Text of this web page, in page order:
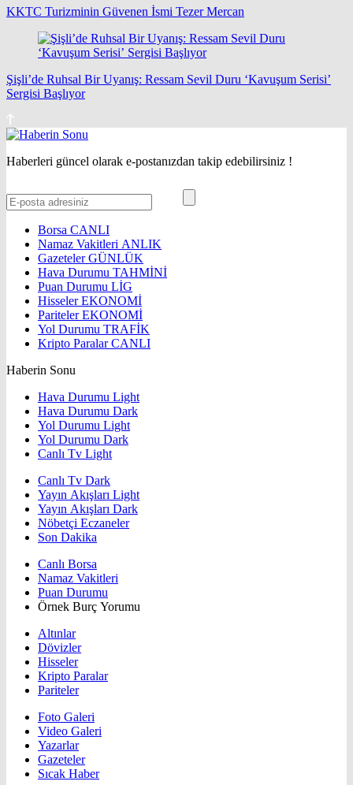
KKTC Turizminin Güvenen İsmi Tezer Mercan
Şişli’de Ruhsal Bir Uyanış: Ressam Sevil Duru ‘Kavuşum Serisi’
Sergisi Başlıyor
Haberleri güncel olarak e-postanızdan takip edebilirsiniz !
Borsa CANLI
Namaz Vakitleri ANLIK
GazetelerGÜNLÜK
Hava Durumu TAHMİNİ
Puan Durumu LİG
HisselerEKONOMİ
ParitelerEKONOMİ
Yol Durumu TRAFİK
Kripto ParalarCANLI
Haberin Sonu
Hava Durumu Light
Hava Durumu Dark
Yol Durumu Light
Yol Durumu Dark
Canlı Tv Light
Canlı Tv Dark
Yayın Akışları Light
Yayın Akışları Dark
Nöbetçi Eczaneler
Son Dakika
Canlı Borsa
Namaz Vakitleri
Puan Durumu
Örnek Burç Yorumu
Altınlar
Dövizler
Hisseler
Kripto Paralar
Pariteler
Foto Galeri
Video Galeri
Yazarlar
Gazeteler
Sıcak Haber